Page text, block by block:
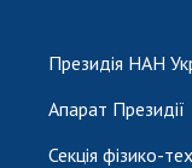
Президія НАН
Апарат Президії
Секція фізико-